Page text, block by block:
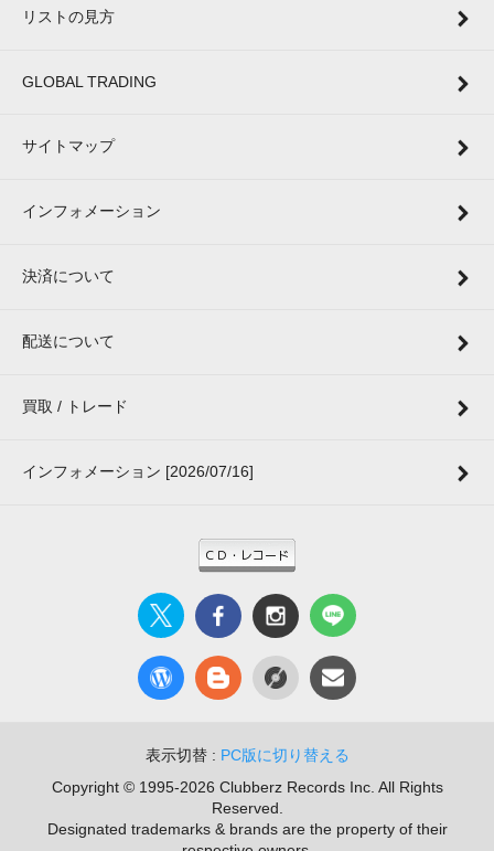
リストの見方
GLOBAL TRADING
サイトマップ
インフォメーション
決済について
配送について
買取 / トレード
インフォメーション [2026/07/16]
表示切替 : PC版に切り替える
Copyright © 1995-2026 Clubberz Records Inc. All Rights
Reserved.
Designated trademarks & brands are the property of their